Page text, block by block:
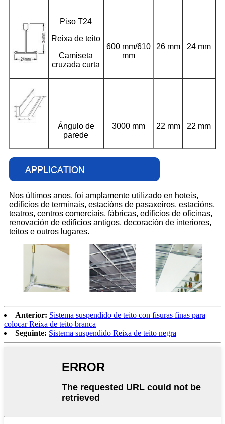
Piso T24
Reixa de teito
Camiseta
cruzada curta
600 mm/610
mm
26 mm 24 mm
Ángulo de
parede
3000 mm 22 mm 22 mm
Nos últimos anos, foi amplamente utilizado en hoteis,
edificios de terminais, estacións de pasaxeiros, estacións,
teatros, centros comerciais, fábricas, edificios de oficinas,
renovación de edificios antigos, decoración de interiores,
teitos e outros lugares.
Anterior: Sistema suspendido de teito con fisuras finas para
colocar Reixa de teito branca
Seguinte: Sistema suspendido Reixa de teito negra